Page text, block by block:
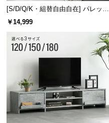
[S/D/Q/K・組替自由自在] パレット
ベッド 8/12/16枚セット
￥14,999